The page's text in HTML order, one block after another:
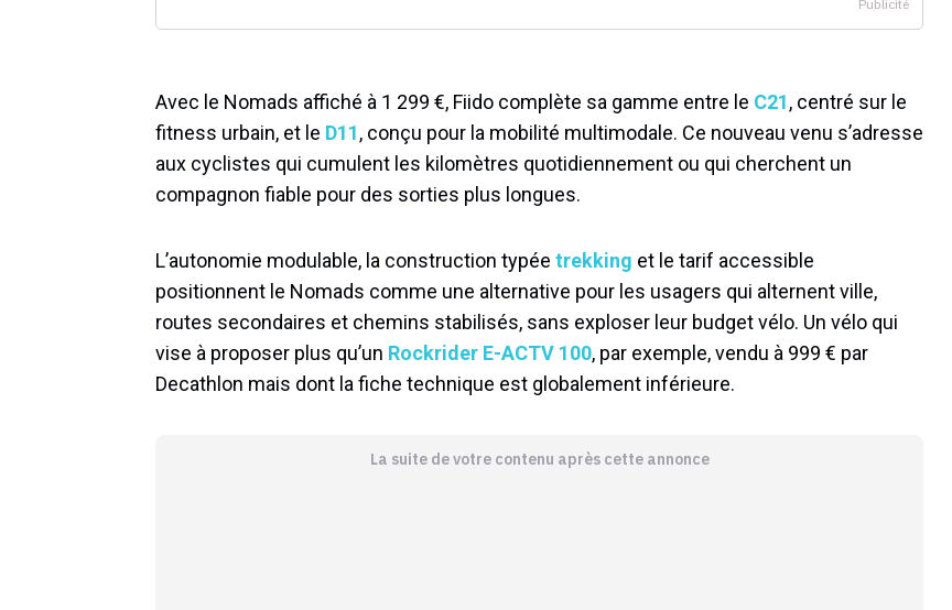
Avec le Nomads affiché à 1 299 €, Fiido complète sa gamme entre le C21, centré sur le
fitness urbain, et le D11, conçu pour la mobilité multimodale. Ce nouveau venu s’adresse
aux cyclistes qui cumulent les kilomètres quotidiennement ou qui cherchent un
compagnon fiable pour des sorties plus longues.
L’autonomie modulable, la construction typée trekking et le tarif accessible
positionnent le Nomads comme une alternative pour les usagers qui alternent ville,
routes secondaires et chemins stabilisés, sans exploser leur budget vélo. Un vélo qui
vise à proposer plus qu’un Rockrider E-ACTV 100, par exemple, vendu à 999 € par
Decathlon mais dont la fiche technique est globalement inférieure.
La suite de votre contenu après cette annonce